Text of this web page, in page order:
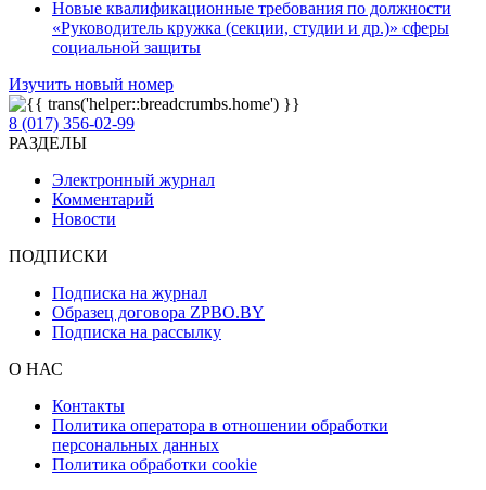
Новые квалификационные требования по должности
«Руководитель кружка (секции, студии и др.)» сферы
социальной защиты
Изучить новый номер
8 (017) 356-02-99
РАЗДЕЛЫ
Электронный журнал
Комментарий
Новости
ПОДПИСКИ
Подписка на журнал
Образец договора ZPBO.BY
Подписка на рассылку
О НАС
Контакты
Политика оператора в отношении обработки
персональных данных
Политика обработки cookie